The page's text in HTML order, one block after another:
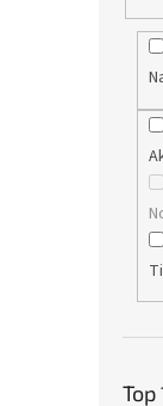
Top